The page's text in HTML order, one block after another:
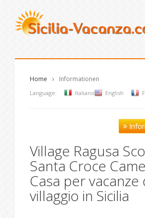
Home Informationen
Language: Italiano English
Village Ragusa
Santa Croce
Casa per
villaggio in Sicilia